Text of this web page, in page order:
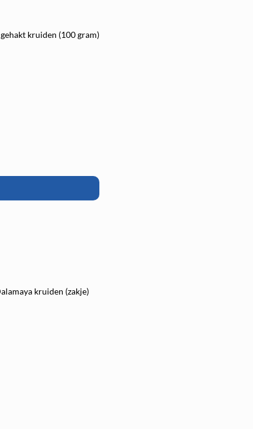
kruiden (100 gram)
kruiden (zakje)